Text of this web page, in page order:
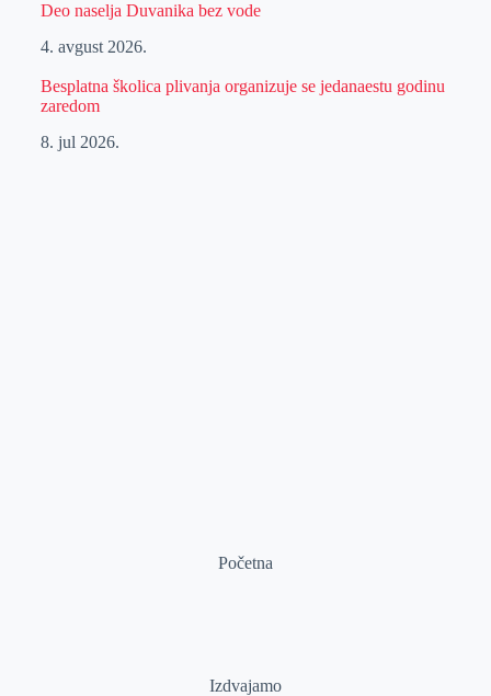
Deo naselja Duvanika bez vode
4. avgust 2026.
Besplatna školica plivanja organizuje se jedanaestu godinu
zaredom
8. jul 2026.
Početna
Izdvajamo